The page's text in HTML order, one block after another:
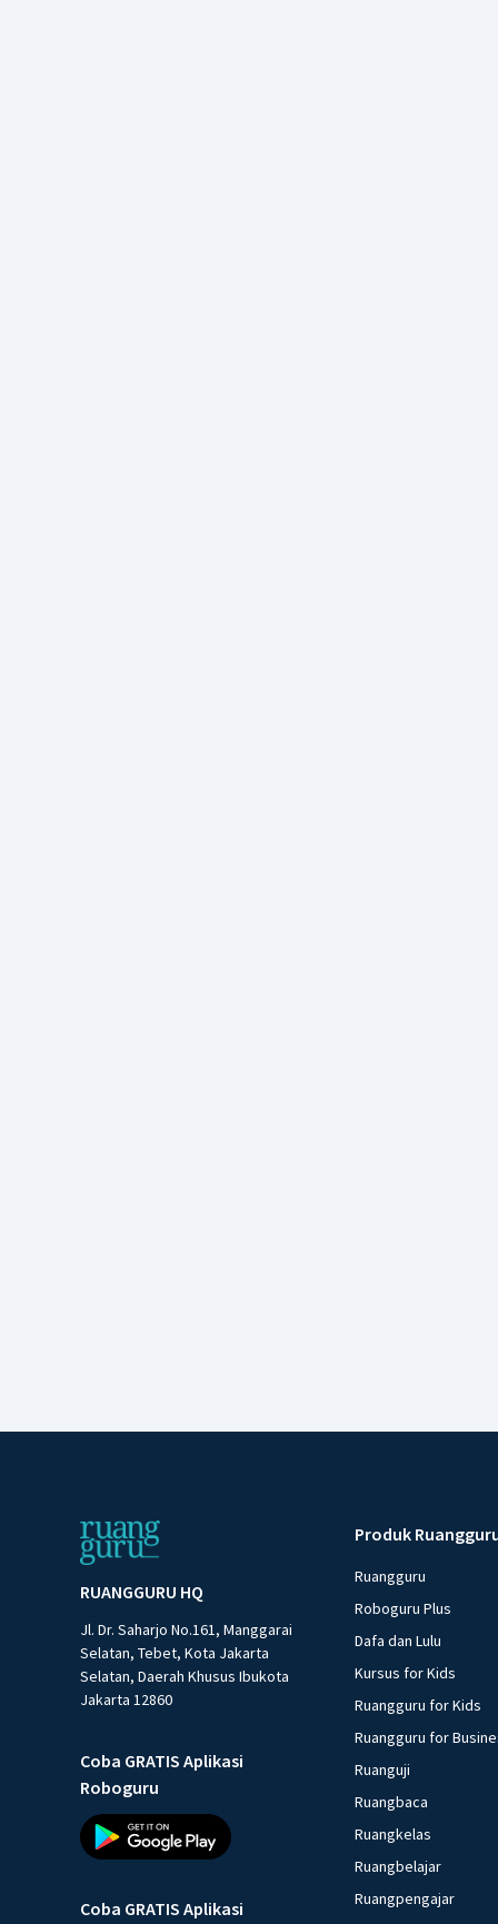
RUANGGURU HQ
Jl. Dr. Saharjo No.161, Manggarai
Selatan, Tebet, Kota Jakarta
Selatan, Daerah Khusus Ibukota
Jakarta 12860
Coba GRATIS Aplikasi
Roboguru
Coba GRATIS Aplikasi
Produk
Ruangguru
Roboguru Plus
Dafa dan Lulu
Kursus for Kids
Ruangguru for Kids
Ruangguru for
Ruanguji
Ruangbaca
Ruangkelas
Ruangbelajar
Ruangpengajar